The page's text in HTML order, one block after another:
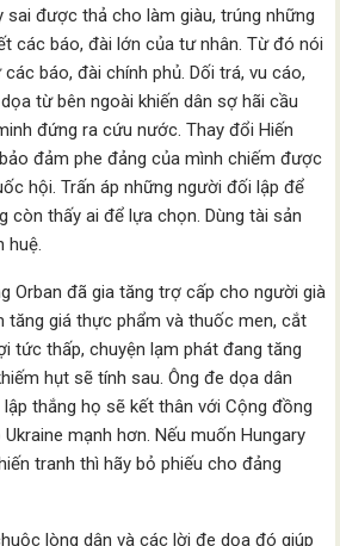
sai được thả cho làm giàu, trúng những
các báo, đài lớn của tư nhân. Từ đó nói
báo, đài chính phủ. Dối trá, vu cáo,
từ bên ngoài khiến dân sợ hãi cầu
đứng ra cứu nước. Thay đổi Hiến
đảm phe đảng của mình chiếm được
hội. Trấn áp những người đối lập để
còn thấy ai để lựa chọn. Dùng tài sản
huệ.
Orban đã gia tăng trợ cấp cho người già
tăng giá thực phẩm và thuốc men, cắt
tức thấp, chuyện lạm phát đang tăng
hụt sẽ tính sau. Ông đe dọa dân
thắng họ sẽ kết thân với Cộng đồng
mạnh hơn. Nếu muốn Hungary
tranh thì hãy bỏ phiếu cho đảng
lòng dân và các lời đe dọa đó giúp